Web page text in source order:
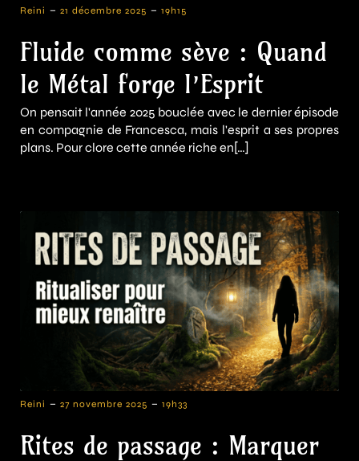
Reini - 21 décembre 2025 - 19h15
Fluide comme sève : Quand
le Métal forge l’Esprit
On pensait l'année 2025 bouclée avec le dernier épisode
en compagnie de Francesca, mais l'esprit a ses propres
plans. Pour clore cette année riche en[…]
Reini - 27 novembre 2025 - 19h33
Rites de passage : Marquer